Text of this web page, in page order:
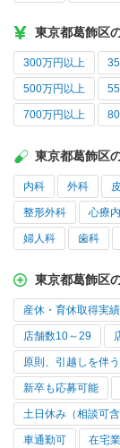
東京都葛飾区
300万円以上
500万円以上
700万円以上
東京都葛飾区
内科 外科
整形外科 心療
婦人科 歯科
東京都葛飾区
産休・育休取得実
店舗数10～29
原則、引越しを伴
新卒も応募可能
土日休み（相談可含
車通勤可 在宅